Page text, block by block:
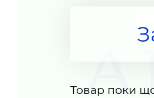
Товар поки